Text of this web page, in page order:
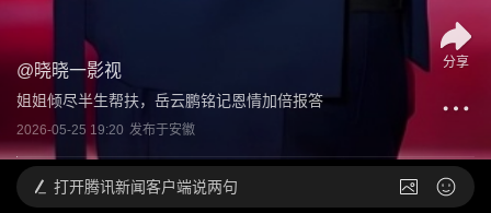
@晓晓一影视
姐姐倾尽半生帮扶，岳云鹏铭记恩情加倍报答
2026-05-25 19:20 发布于安徽
分享
打开腾讯新闻客户端说两句